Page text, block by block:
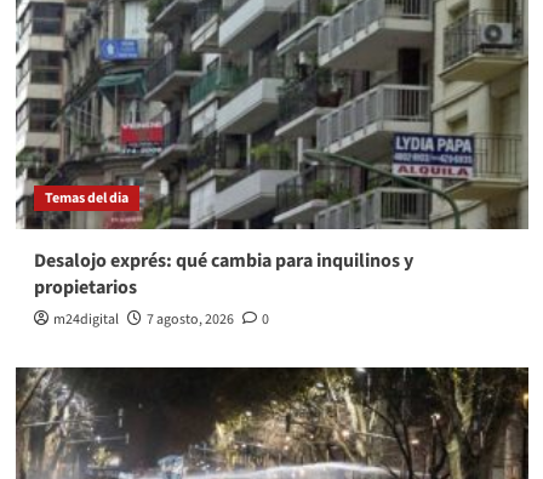
Temas del dia
Desalojo exprés: qué cambia para inquilinos y
propietarios
m24digital 7 agosto, 2026 0